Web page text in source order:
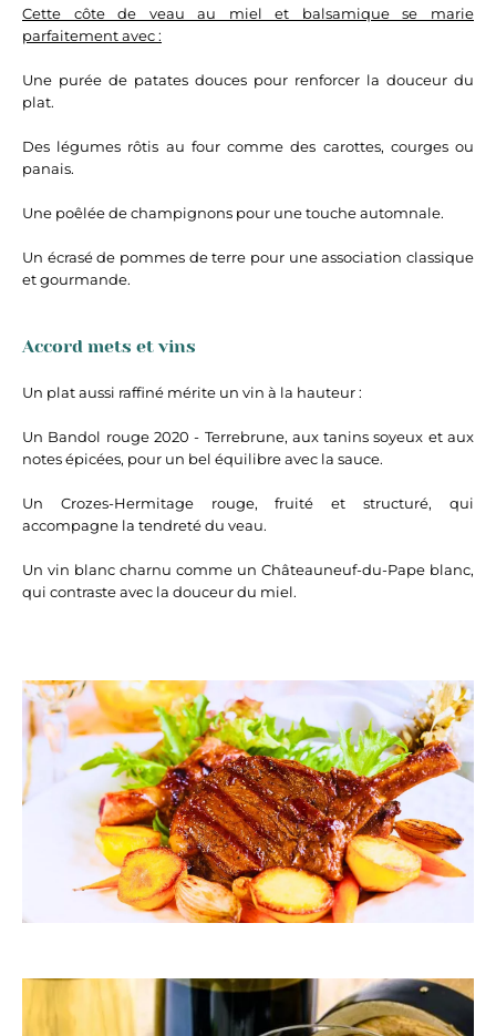
Cette côte de veau au miel et balsamique se marie
parfaitement avec :
Une purée de patates douces pour renforcer la douceur du
plat.
Des légumes rôtis au four comme des carottes, courges ou
panais.
Une poêlée de champignons pour une touche automnale.
Un écrasé de pommes de terre pour une association classique
et gourmande.
Accord mets et vins
Un plat aussi raffiné mérite un vin à la hauteur :
Un Bandol rouge 2020 - Terrebrune, aux tanins soyeux et aux
notes épicées, pour un bel équilibre avec la sauce.
Un Crozes-Hermitage rouge, fruité et structuré, qui
accompagne la tendreté du veau.
Un vin blanc charnu comme un Châteauneuf-du-Pape blanc,
qui contraste avec la douceur du miel.